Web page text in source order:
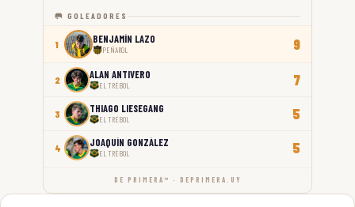
🥅 GOLEADORES
1 BENJAMÍN LAZO
PEÑAROL 9
2 ALAN ANTIVERO
EL TRÉBOL 7
3 THIAGO LIESEGANG
EL TRÉBOL 5
4 JOAQUÍN GONZÁLEZ
EL TRÉBOL 5
DE PRIMERA™ · DEPRIMERA.UY